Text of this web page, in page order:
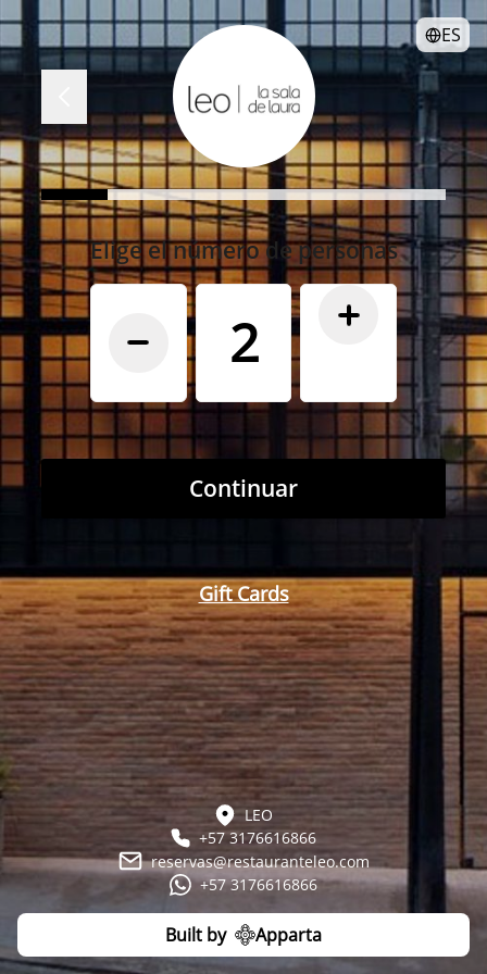
ES
Elige el número de personas
2
Continuar
Gift Cards
LEO
+57 3176616866
reservas@restauranteleo.com
+57 3176616866
Built by Apparta